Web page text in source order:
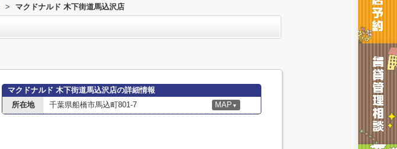
> マクドナルド 木下街道馬込沢店
マクドナルド 木下街道馬込沢店の詳細情報
所在地
千葉県船橋市馬込町801-7 MAP ▼